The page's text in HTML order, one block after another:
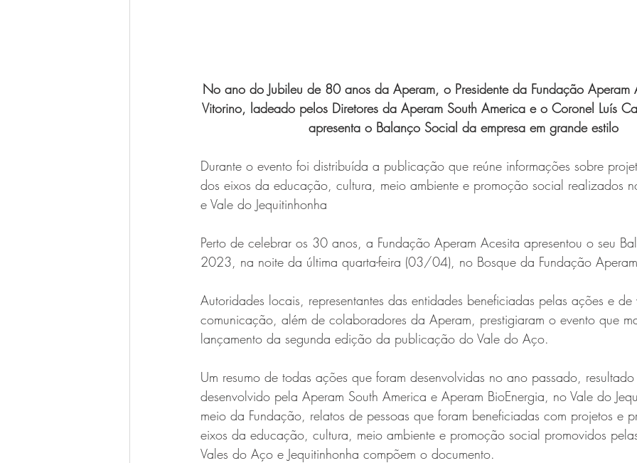
No ano do Jubileu de 80 anos da Aperam, o Presidente da Fundação Aperam
Vitorino, ladeado pelos Diretores da Aperam South America e o Coronel Luís
apresenta o Balanço Social da empresa em grande estilo
Durante o evento foi distribuída a publicação que reúne informações sobre
dos eixos da educação, cultura, meio ambiente e promoção social realizados
e Vale do Jequitinhonha
Perto de celebrar os 30 anos, a Fundação Aperam Acesita apresentou o seu
2023, na noite da última quarta-feira (03/04), no Bosque da Fundação
Autoridades locais, representantes das entidades beneficiadas pelas ações e
comunicação, além de colaboradores da Aperam, prestigiaram o evento que
lançamento da segunda edição da publicação do Vale do Aço.
Um resumo de todas ações que foram desenvolvidas no ano passado,
desenvolvido pela Aperam South America e Aperam BioEnergia, no Vale do
meio da Fundação, relatos de pessoas que foram beneficiadas com projetos e
eixos da educação, cultura, meio ambiente e promoção social promovidos
Vales do Aço e Jequitinhonha compõem o documento.